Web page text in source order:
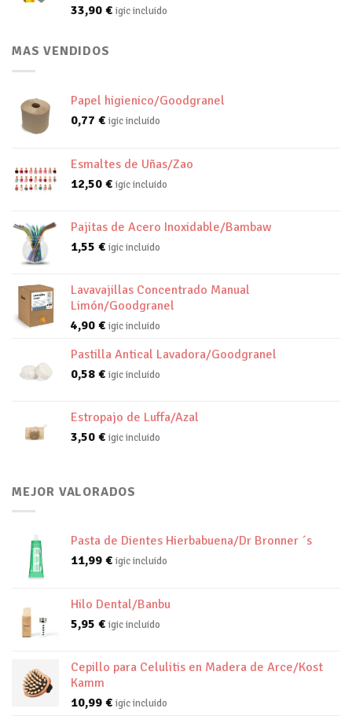
33,90 € igic incluido
MAS VENDIDOS
Papel higienico/Goodgranel
0,77 € igic incluido
Esmaltes de Uñas/Zao
12,50 € igic incluido
Pajitas de Acero Inoxidable/Bambaw
1,55 € igic incluido
Lavavajillas Concentrado Manual
Limón/Goodgranel
4,90 € igic incluido
Pastilla Antical Lavadora/Goodgranel
0,58 € igic incluido
Estropajo de Luffa/Azal
3,50 € igic incluido
MEJOR VALORADOS
Pasta de Dientes Hierbabuena/Dr Bronner ´s
11,99 € igic incluido
Hilo Dental/Banbu
5,95 € igic incluido
Cepillo para Celulitis en Madera de Arce/Kost
Kamm
10,99 € igic incluido